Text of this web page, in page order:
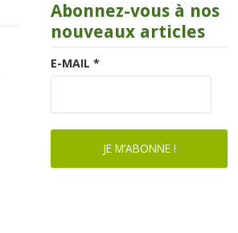
Abonnez-vous à nos
nouveaux articles
E-MAIL *